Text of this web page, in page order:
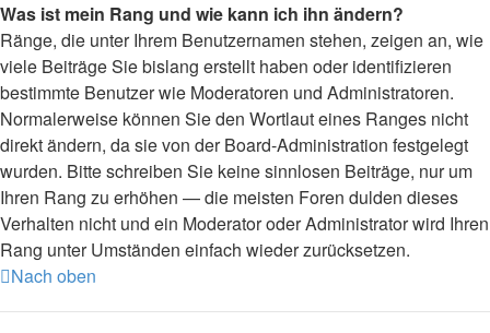
Was ist mein Rang und wie kann ich ihn ändern?
Ränge, die unter Ihrem Benutzernamen stehen, zeigen an, wie
viele Beiträge Sie bislang erstellt haben oder identifizieren
bestimmte Benutzer wie Moderatoren und Administratoren.
Normalerweise können Sie den Wortlaut eines Ranges nicht
direkt ändern, da sie von der Board-Administration festgelegt
wurden. Bitte schreiben Sie keine sinnlosen Beiträge, nur um
Ihren Rang zu erhöhen — die meisten Foren dulden dieses
Verhalten nicht und ein Moderator oder Administrator wird Ihren
Rang unter Umständen einfach wieder zurücksetzen.
Nach oben